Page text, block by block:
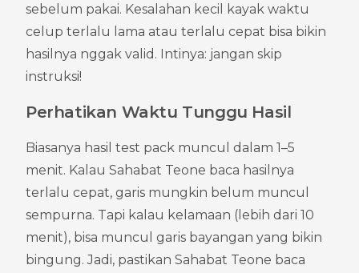
sebelum pakai. Kesalahan kecil kayak waktu
celup terlalu lama atau terlalu cepat bisa bikin
hasilnya nggak valid. Intinya: jangan skip
instruksi!
Perhatikan Waktu Tunggu Hasil
Biasanya hasil test pack muncul dalam 1–5
menit. Kalau Sahabat Teone baca hasilnya
terlalu cepat, garis mungkin belum muncul
sempurna. Tapi kalau kelamaan (lebih dari 10
menit), bisa muncul garis bayangan yang bikin
bingung. Jadi, pastikan Sahabat Teone baca